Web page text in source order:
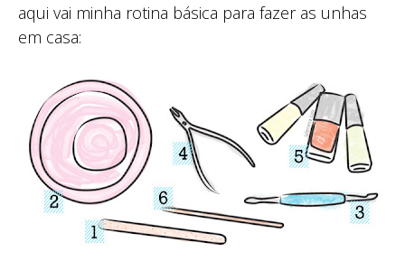
aqui vai minha rotina básica para fazer as unhas
em casa: